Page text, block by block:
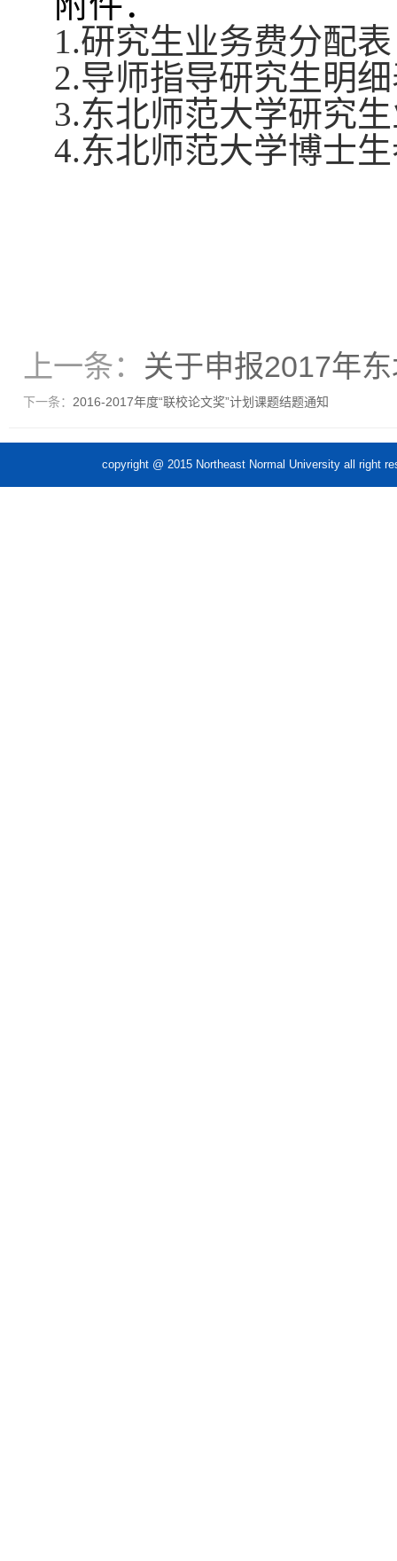
1.研究生业务费分配表
2.导师指导研究生明
3.东北师范大学研究
4.东北师范大学博士
上一条： 关于申报2017年
下一条： 2016-2017年度“联校论文奖”计划课题结题通知
copyright @ 2015 Northeast Normal University all